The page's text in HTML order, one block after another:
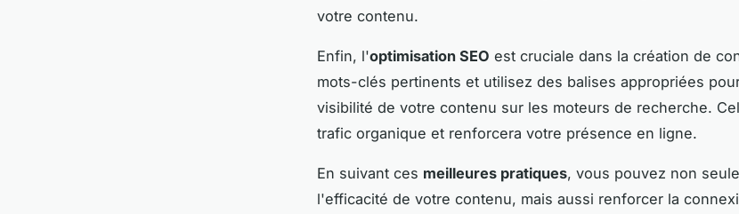
votre contenu.
Enfin, l'optimisation SEO est cruciale dans la création de
mots-clés pertinents et utilisez des balises appropriées
visibilité de votre contenu sur les moteurs de recherche.
trafic organique et renforcera votre présence en ligne.
En suivant ces meilleures pratiques, vous pouvez non
l'efficacité de votre contenu, mais aussi renforcer la